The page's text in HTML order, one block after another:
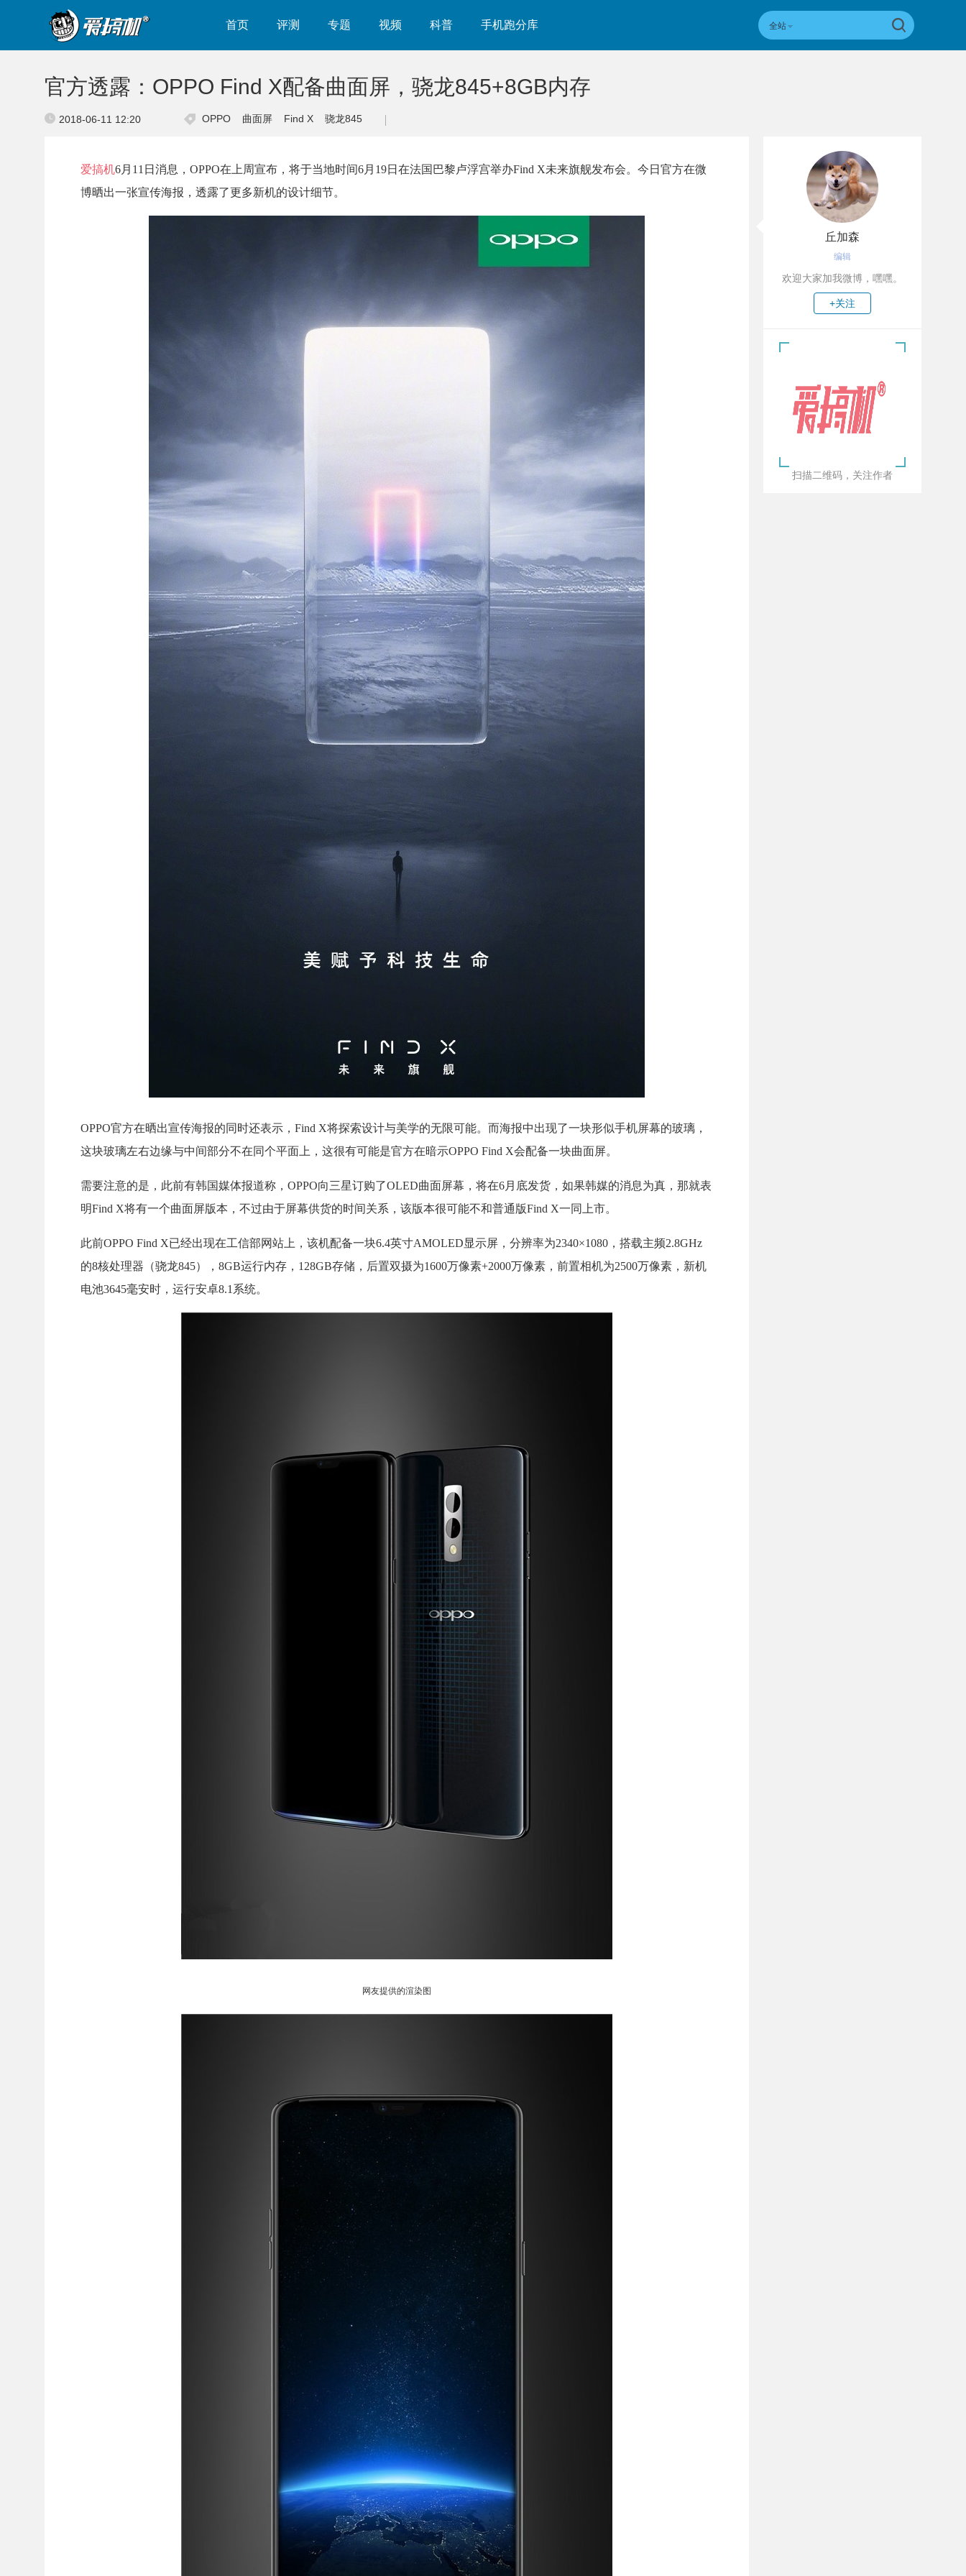
首页 评测 专题 视频 科普 手机跑分库 全站
官方透露：OPPO Find X配备曲面屏，骁龙845+8GB内存
2018-06-11 12:20 OPPO 曲面屏 Find X 骁龙845
爱搞机6月11日消息，OPPO在上周宣布，将于当地时间6月19日在法国巴黎卢浮宫举办Find X未来旗舰发布会。今日官方在微
博晒出一张宣传海报，透露了更多新机的设计细节。
OPPO官方在晒出宣传海报的同时还表示，Find X将探索设计与美学的无限可能。而海报中出现了一块形似手机屏幕的玻璃，
这块玻璃左右边缘与中间部分不在同个平面上，这很有可能是官方在暗示OPPO Find X会配备一块曲面屏。
需要注意的是，此前有韩国媒体报道称，OPPO向三星订购了OLED曲面屏幕，将在6月底发货，如果韩媒的消息为真，那就表
明Find X将有一个曲面屏版本，不过由于屏幕供货的时间关系，该版本很可能不和普通版Find X一同上市。
此前OPPO Find X已经出现在工信部网站上，该机配备一块6.4英寸AMOLED显示屏，分辨率为2340×1080，搭载主频2.8GHz
的8核处理器（骁龙845），8GB运行内存，128GB存储，后置双摄为1600万像素+2000万像素，前置相机为2500万像素，新机
电池3645毫安时，运行安卓8.1系统。
网友提供的渲染图
丘加森
编辑
欢迎大家加我微博，嘿嘿。
+关注
扫描二维码，关注作者